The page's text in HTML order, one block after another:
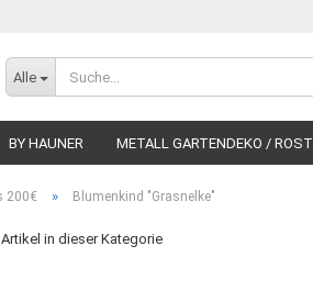
Alle
BY HAUNER METALL GARTENDEKO / ROST
200€ » Blumenkind "Grasnelke"
Artikel in dieser Kategorie